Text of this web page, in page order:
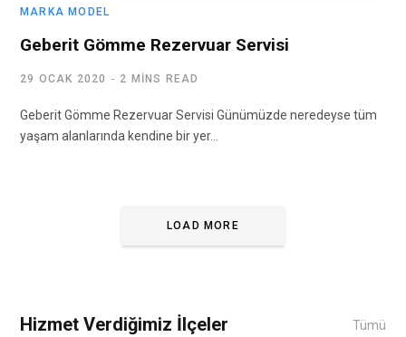
MARKA MODEL
Geberit Gömme Rezervuar Servisi
29 OCAK 2020 2 MINS READ
Geberit Gömme Rezervuar Servisi Günümüzde neredeyse tüm
yaşam alanlarında kendine bir yer…
LOAD MORE
Hizmet Verdiğimiz İlçeler Tümü